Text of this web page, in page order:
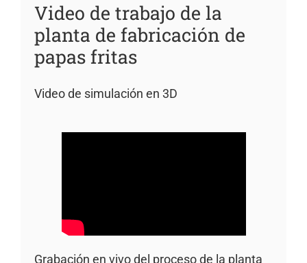
Video de trabajo de la
planta de fabricación de
papas fritas
Video de simulación en 3D
Grabación en vivo del proceso de la planta